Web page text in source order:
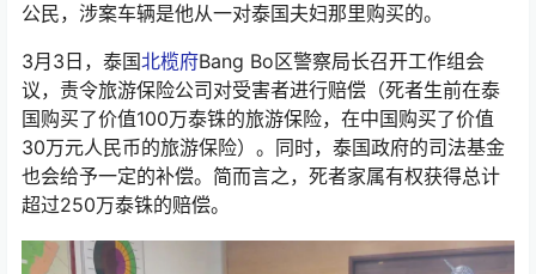
公民，涉案车辆是他从一对泰国夫妇那里购买的。
3月3日，泰国北榄府Bang Bo区警察局长召开工作组会
议，责令旅游保险公司对受害者进行赔偿（死者生前在泰
国购买了价值100万泰铢的旅游保险，在中国购买了价值
30万元人民币的旅游保险）。同时，泰国政府的司法基金
也会给予一定的补偿。简而言之，死者家属有权获得总计
超过250万泰铢的赔偿。